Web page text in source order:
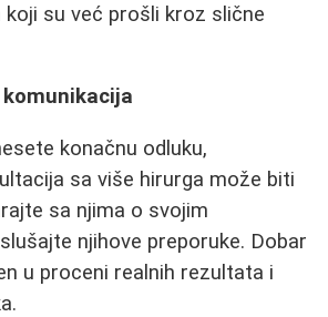
koji su već prošli kroz slične
konačnu odluku,
sa više hirurga može biti
sa njima o svojim
njihove preporuke. Dobar
u proceni realnih rezultata i